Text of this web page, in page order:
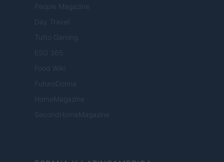
People Magazine
Day Travel
Tutto Gaming
ESG 365
Food Wiki
FuturoDonna
HomeMagazine
SecondHomeMagazine